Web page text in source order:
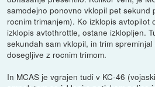
samodejno ponovno vklopil pet sekund
rocnim trimanjem). Ko izklopis avtopilot
izklopis avtothrottle, ostane izklopljen.
sekundah sam vklopil, in trim
dosegljive z rocnim trimom.
In MCAS je vgrajen tudi v KC-46